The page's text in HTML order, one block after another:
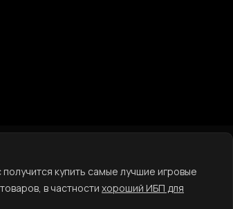
купить самые лучшие игровые
в частности хороший ИБП для